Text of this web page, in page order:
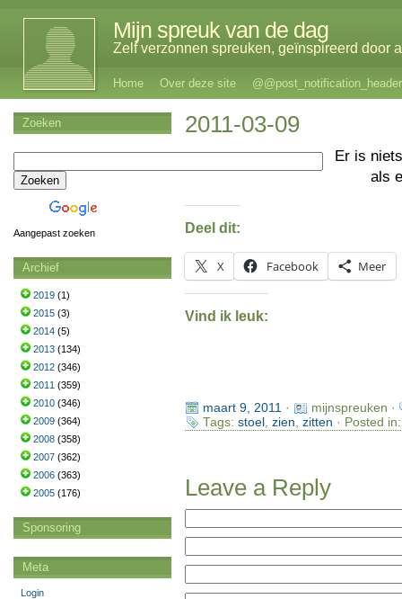
Mijn spreuk van de dag
Zelf verzonnen spreuken, geïnspireerd door
Home Over deze site @@post_notification_header
2011-03-09
Er is
als
Deel dit:
X Facebook Meer
Vind ik leuk:
maart 9, 2011 ·
mijnspreuken ·
Tags: stoel zien zitten · Posted
Leave a Reply
Zoeken
Aangepast zoeken
Archief
2019 (1)
2015 (3)
2014 (5)
2013 (134)
2012 (346)
2011 (359)
2010 (346)
2009 (364)
2008 (358)
2007 (362)
2006 (363)
2005 (176)
Sponsoring
Meta
Login